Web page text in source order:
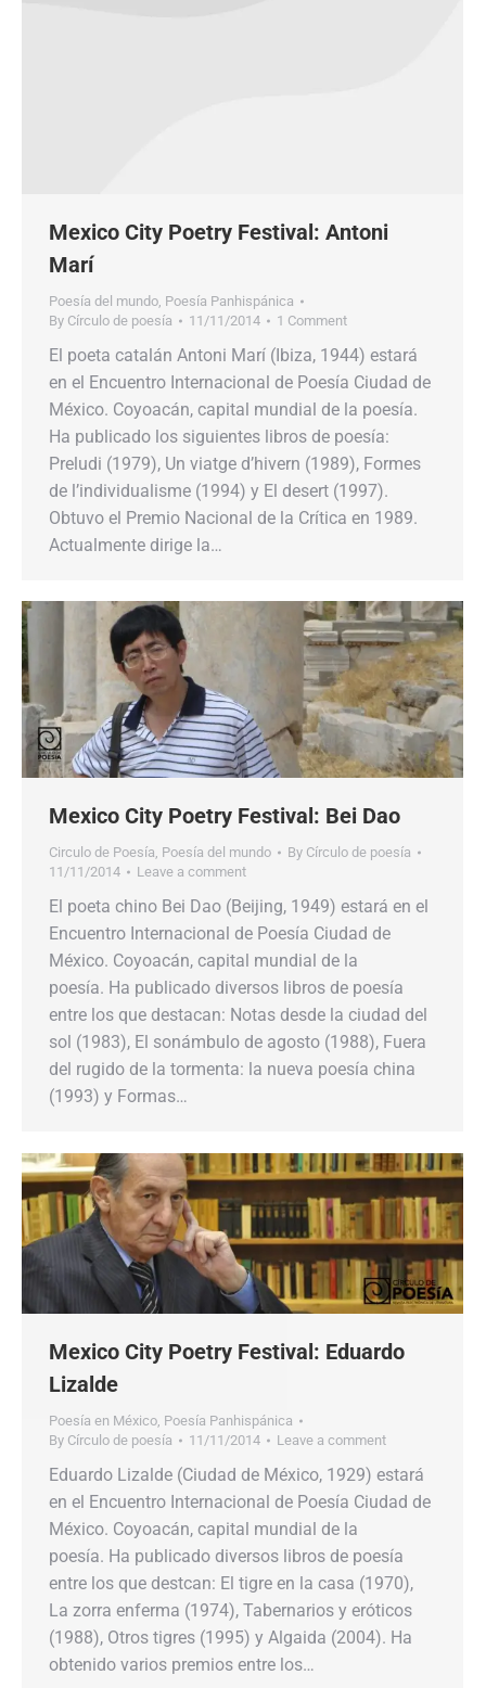
Mexico City Poetry Festival: Antoni
Marí
Poesía del mundo Poesía Panhispánica
By Círculo de poesía 11/11/2014 1 Comment
El poeta catalán Antoni Marí (Ibiza, 1944) estará
en el Encuentro Internacional de Poesía Ciudad de
México. Coyoacán, capital mundial de la poesía.
Ha publicado los siguientes libros de poesía:
Preludi (1979), Un viatge d’hivern (1989), Formes
de l’individualisme (1994) y El desert (1997).
Obtuvo el Premio Nacional de la Crítica en 1989.
Actualmente dirige la…
Mexico City Poetry Festival: Bei Dao
Circulo de Poesía Poesía del mundo By Círculo de poesía
11/11/2014
Leave a comment
El poeta chino Bei Dao (Beijing, 1949) estará en el
Encuentro Internacional de Poesía Ciudad de
México. Coyoacán, capital mundial de la
poesía. Ha publicado diversos libros de poesía
entre los que destacan: Notas desde la ciudad del
sol (1983), El sonámbulo de agosto (1988), Fuera
del rugido de la tormenta: la nueva poesía china
(1993) y Formas…
Mexico City Poetry Festival: Eduardo
Lizalde
Poesía en México, Poesía Panhispánica
By Círculo de poesía 11/11/2014 Leave a comment
Eduardo Lizalde (Ciudad de México, 1929) estará
en el Encuentro Internacional de Poesía Ciudad de
México. Coyoacán, capital mundial de la
poesía. Ha publicado diversos libros de poesía
entre los que destcan: El tigre en la casa (1970),
La zorra enferma (1974), Tabernarios y eróticos
(1988), Otros tigres (1995) y Algaida (2004). Ha
obtenido varios premios entre los…